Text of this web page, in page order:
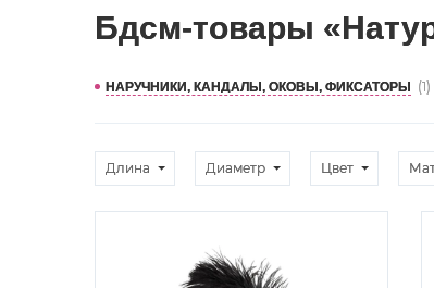
Бдсм-товары
НАРУЧНИКИ, КАНДАЛЫ, ОКОВЫ, ФИКСАТОРЫ (1)
Длина Диаметр Цвет